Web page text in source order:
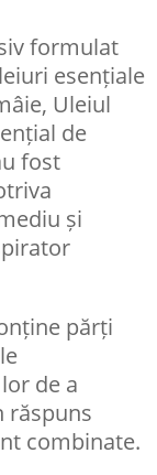
formulat
esențiale
Uleiul
de
fost
și
părți
de a
răspuns
combinate.